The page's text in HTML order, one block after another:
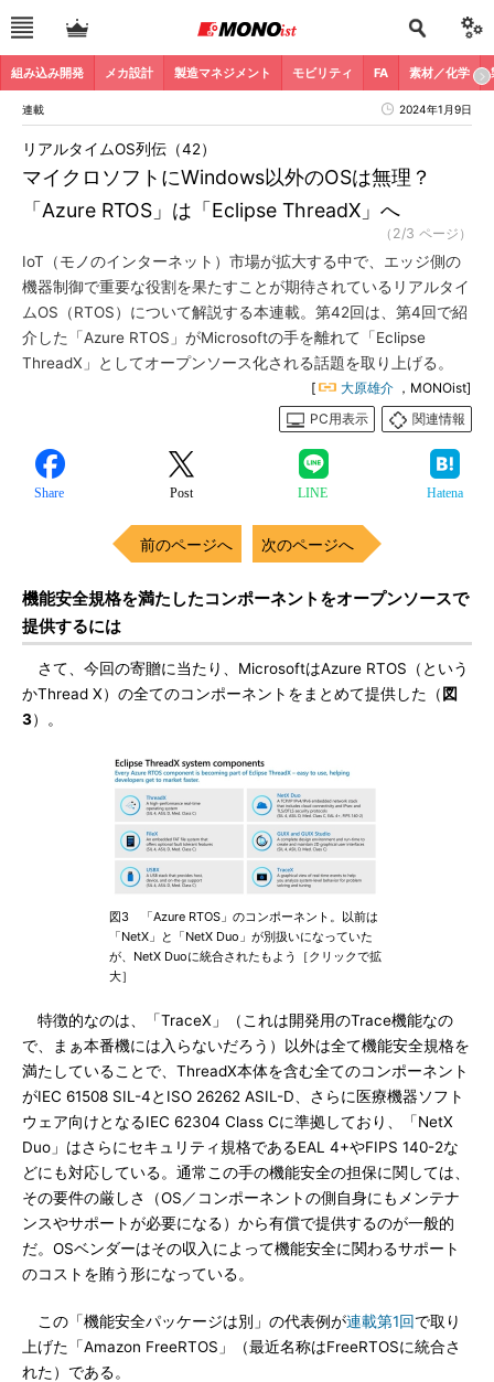
組み込み開発 メカ設計 製造マネジメント モビリティ FA 素材／化学
連載 2024年1月9日
マイクロソフトにWindows以外のOSは無理？
「Azure RTOS」は「Eclipse ThreadX」へ
リアルタイムOS列伝（42）
（2/3 ページ）
IoT（モノのインターネット）市場が拡大する中で、エッジ側の
機器制御で重要な役割を果たすことが期待されているリアルタイ
ムOS（RTOS）について解説する本連載。第42回は、第4回で紹
介した「Azure RTOS」がMicrosoftの手を離れて「Eclipse
ThreadX」としてオープンソース化される話題を取り上げる。
[ 大原雄介 ，MONOist]
PC用表示
関連情報
Share Post LINE Hatena
前のページへ 次のページへ
機能安全規格を満たしたコンポーネントをオープンソースで
提供するには
さて、今回の寄贈に当たり、MicrosoftはAzure RTOS（という
かThread X）の全てのコンポーネントをまとめて提供した（ 図
3）。
図3 「Azure RTOS」のコンポーネント。以前は
「NetX」と「NetX Duo」が別扱いになっていた
が、NetX Duoに統合されたもよう［クリックで拡
大］
特徴的なのは、「TraceX」（これは開発用のTrace機能なの
で、まぁ本番機には入らないだろう）以外は全て機能安全規格を
満たしていることで、ThreadX本体を含む全てのコンポーネント
がIEC 61508 SIL-4とISO 26262 ASIL-D、さらに医療機器ソフト
ウェア向けとなるIEC 62304 Class Cに準拠しており、「NetX
Duo」はさらにセキュリティ規格であるEAL 4+やFIPS 140-2な
どにも対応している。通常この手の機能安全の担保に関しては、
その要件の厳しさ（OS／コンポーネントの側自身にもメンテナ
ンスやサポートが必要になる）から有償で提供するのが一般的
だ。OSベンダーはその収入によって機能安全に関わるサポート
のコストを賄う形になっている。
この「機能安全パッケージは別」の代表例が連載第1回で取り
上げた「Amazon FreeRTOS」（最近名称はFreeRTOSに統合さ
れた）である。